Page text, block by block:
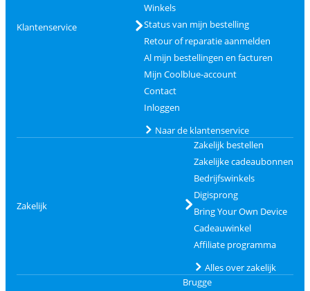
Klantenservice
Winkels
Status van mijn bestelling
Retour of reparatie aanmelden
Al mijn bestellingen en facturen
Mijn Coolblue-account
Contact
Inloggen
Naar de klantenservice
Zakelijk
Zakelijk bestellen
Zakelijke cadeaubonnen
Bedrijfswinkels
Digisprong
Bring Your Own Device
Cadeauwinkel
Affiliate programma
Alles over zakelijk
Brugge